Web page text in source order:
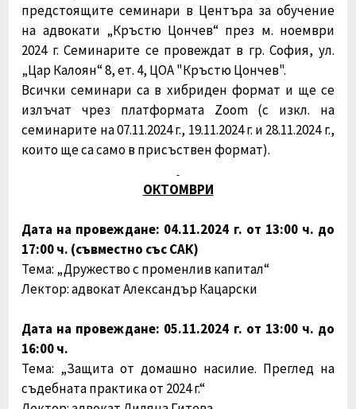
предстоящите семинари в Центъра за обучение
на адвокати „Кръстю Цончев“ през м. ноември
2024 г. Семинарите се провеждат в гр. София, ул.
„Цар Калоян“ 8, ет. 4, ЦОА "Кръстю Цончев".
Всички семинари са в хибриден формат и ще се
излъчат чрез платформата Zoom (с изкл. на
семинарите на 07.11.2024 г., 19.11.2024 г. и 28.11.2024 г.,
които ще са само в присъствен формат).
ОКТОМВРИ
Дата на провеждане: 04.11.2024 г. от 13:00 ч. до
17:00 ч. (съвместно със САК)
Тема: „Дружество с променлив капитал“
Лектор: адвокат Александър Кацарски
Дата на провеждане: 05.11.2024 г. от 13:00 ч. до
16:00 ч.
Тема: „Защита от домашно насилие. Преглед на
съдебната практика от 2024 г.“